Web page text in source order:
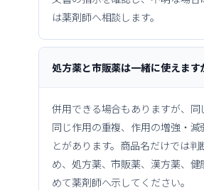
は薬剤師へ相談します。
処方薬と市販薬は一緒に使えます
併用できる場合もありますが、同
同じ作用の重複、作用の増強・減
とがあります。商品名だけでは判
め、処方薬、市販薬、漢方薬、健
めて薬剤師へ示してください。